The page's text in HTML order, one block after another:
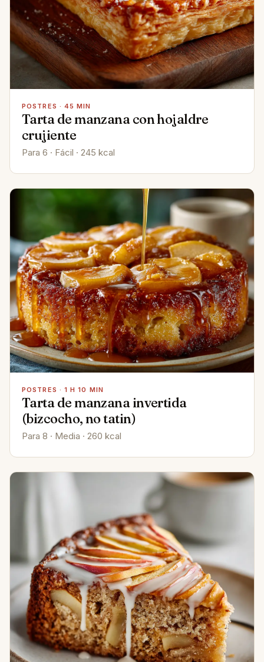
POSTRES · 45 MIN
Tarta de manzana con hojaldre
crujiente
Para 6 · Fácil · 245 kcal
POSTRES · 1 H 10 MIN
Tarta de manzana invertida
(bizcocho, no tatin)
Para 8 · Media · 260 kcal